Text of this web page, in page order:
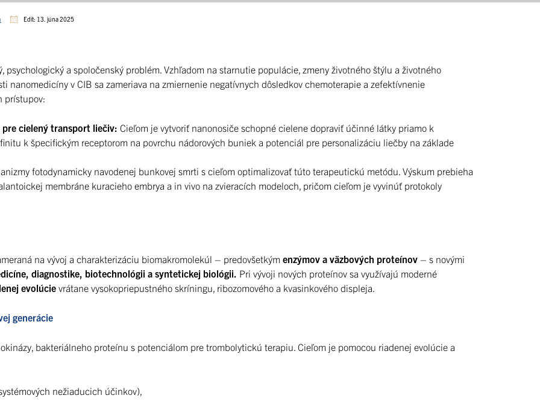
Edit: 13. júna 2025
psychologický a spoločenský problém. Vzhľadom na starnutie populácie, zmeny životného štýlu a životného
nanomedicíny v CIB sa zameriava na zmiernenie negatívnych dôsledkov chemoterapie a zefektívnenie
prístupov:
cielený transport liečiv: Cieľom je vytvoriť nanonosiče schopné cielene dopraviť účinné látky priamo k
k špecifickým receptorom na povrchu nádorových buniek a potenciál pre personalizáciu liečby na základe
fotodynamicky navodenej bunkovej smrti s cieľom optimalizovať túto terapeutickú metódu. Výskum prebieha
membráne kuracieho embrya a in vivo na zvieracích modeloch, pričom cieľom je vyvinúť protokoly
na vývoj a charakterizáciu biomakromolekúl – predovšetkým enzýmov a väzbových proteínov – s novými
diagnostike, biotechnológii a syntetickej biológii. Pri vývoji nových proteínov sa využívajú moderné
evolúcie vrátane vysokopriepustného skríningu, ribozomového a kvasinkového displeja.
generácie
bakteriálneho proteínu s potenciálom pre trombolytickú terapiu. Cieľom je pomocou riadenej evolúcie a
nežiaducich účinkov),